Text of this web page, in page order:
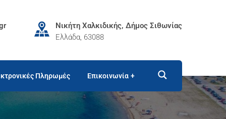
Νικήτη Χαλκιδικής, Δήμος Σιθωνίας
Ελλάδα, 63088
Πληρωμές Επικοινωνία